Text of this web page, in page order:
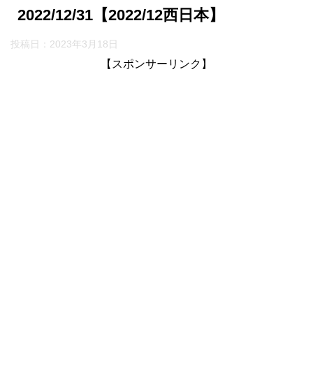
2022/12/31【2022/12西日本】
投稿日：2023年3月18日
【スポンサーリンク】